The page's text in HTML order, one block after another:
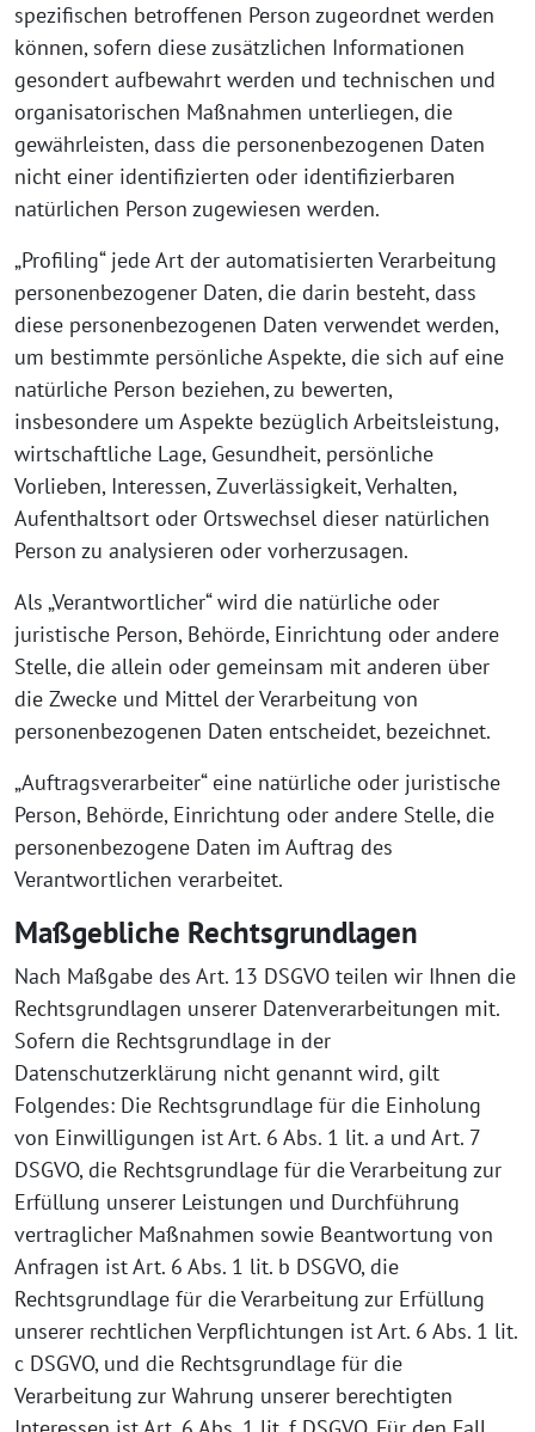
spezifischen betroffenen Person zugeordnet werden
können, sofern diese zusätzlichen Informationen
gesondert aufbewahrt werden und technischen und
organisatorischen Maßnahmen unterliegen, die
gewährleisten, dass die personenbezogenen Daten
nicht einer identifizierten oder identifizierbaren
natürlichen Person zugewiesen werden.
„Profiling“ jede Art der automatisierten Verarbeitung
personenbezogener Daten, die darin besteht, dass
diese personenbezogenen Daten verwendet werden,
um bestimmte persönliche Aspekte, die sich auf eine
natürliche Person beziehen, zu bewerten,
insbesondere um Aspekte bezüglich Arbeitsleistung,
wirtschaftliche Lage, Gesundheit, persönliche
Vorlieben, Interessen, Zuverlässigkeit, Verhalten,
Aufenthaltsort oder Ortswechsel dieser natürlichen
Person zu analysieren oder vorherzusagen.
Als „Verantwortlicher“ wird die natürliche oder
juristische Person, Behörde, Einrichtung oder andere
Stelle, die allein oder gemeinsam mit anderen über
die Zwecke und Mittel der Verarbeitung von
personenbezogenen Daten entscheidet, bezeichnet.
„Auftragsverarbeiter“ eine natürliche oder juristische
Person, Behörde, Einrichtung oder andere Stelle, die
personenbezogene Daten im Auftrag des
Verantwortlichen verarbeitet.
Maßgebliche Rechtsgrundlagen
Nach Maßgabe des Art. 13 DSGVO teilen wir Ihnen die
Rechtsgrundlagen unserer Datenverarbeitungen mit.
Sofern die Rechtsgrundlage in der
Datenschutzerklärung nicht genannt wird, gilt
Folgendes: Die Rechtsgrundlage für die Einholung
von Einwilligungen ist Art. 6 Abs. 1 lit. a und Art. 7
DSGVO, die Rechtsgrundlage für die Verarbeitung zur
Erfüllung unserer Leistungen und Durchführung
vertraglicher Maßnahmen sowie Beantwortung von
Anfragen ist Art. 6 Abs. 1 lit. b DSGVO, die
Rechtsgrundlage für die Verarbeitung zur Erfüllung
unserer rechtlichen Verpflichtungen ist Art. 6 Abs. 1 lit.
c DSGVO, und die Rechtsgrundlage für die
Verarbeitung zur Wahrung unserer berechtigten